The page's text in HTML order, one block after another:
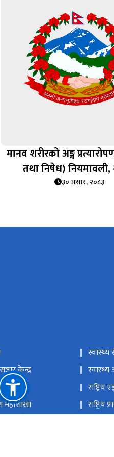
मानव शरीरको अङ्ग
तथा निषेध)
३० असार, २०८३
स्वास्थ्य
केन्द्र
महाशाखा